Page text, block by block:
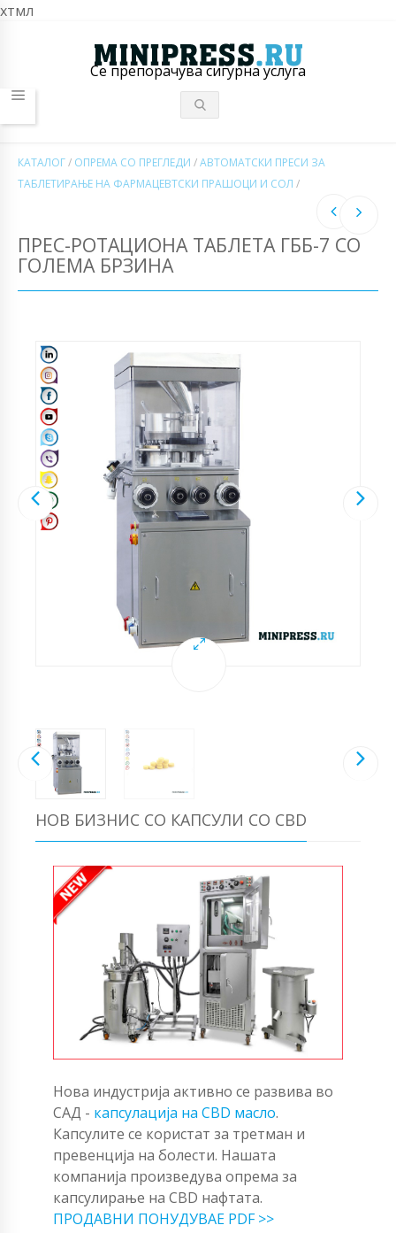
хтмл
Се препорачува сигурна услуга
КАТАЛОГ/ ОПРЕМА СО ПРЕГЛЕДИ /АВТОМАТСКИ ПРЕСИ ЗА
ТАБЛЕТИРАЊЕ НА ФАРМАЦЕВТСКИ ПРАШОЦИ И СОЛ /
ПРЕС-РОТАЦИОНА ТАБЛЕТА ГББ-7 СО
ГОЛЕМА БРЗИНА
НОВ БИЗНИС СО КАПСУЛИ СО CBD
Нова индустрија активно се развива во
САД - капсулација на CBD масло.
Капсулите се користат за третман и
превенција на болести. Нашата
компанија произведува опрема за
капсулирање на CBD нафтата.
ПРОДАВНИ ПОНУДУВАЕ PDF >>